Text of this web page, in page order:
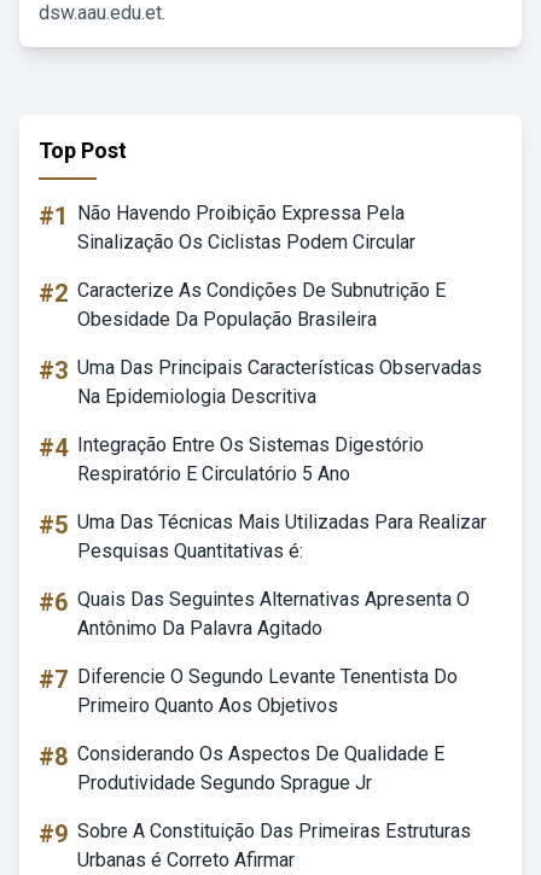
dsw.aau.edu.et.
Top Post
#1
Não Havendo Proibição Expressa Pela
Sinalização Os Ciclistas Podem Circular
#2 Caracterize As Condições De Subnutrição E
Obesidade Da População Brasileira
#3 Uma Das Principais Características Observadas
Na Epidemiologia Descritiva
#4 Integração Entre Os Sistemas Digestório
Respiratório E Circulatório 5 Ano
#5 Uma Das Técnicas Mais Utilizadas Para Realizar
Pesquisas Quantitativas é:
#6 Quais Das Seguintes Alternativas Apresenta O
Antônimo Da Palavra Agitado
#7 Diferencie O Segundo Levante Tenentista Do
Primeiro Quanto Aos Objetivos
#8 Considerando Os Aspectos De Qualidade E
Produtividade Segundo Sprague Jr
#9 Sobre A Constituição Das Primeiras Estruturas
Urbanas é Correto Afirmar